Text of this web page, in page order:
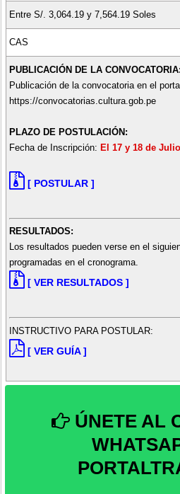
Entre S/. 3,064.19 y 7,564.19 Soles
CAS
PUBLICACIÓN DE LA CONVOCATORIA:
Publicación de la convocatoria en el
https://convocatorias.cultura.gob.pe
PLAZO DE POSTULACIÓN:
Fecha de Inscripción: El 17 y 18 de
[ POSTULAR ]
RESULTADOS:
Los resultados pueden verse en el
programadas en el cronograma.
[ VER RESULTADOS ]
INSTRUCTIVO PARA POSTULAR:
[ VER GUÍA ]
ÚNETE AL